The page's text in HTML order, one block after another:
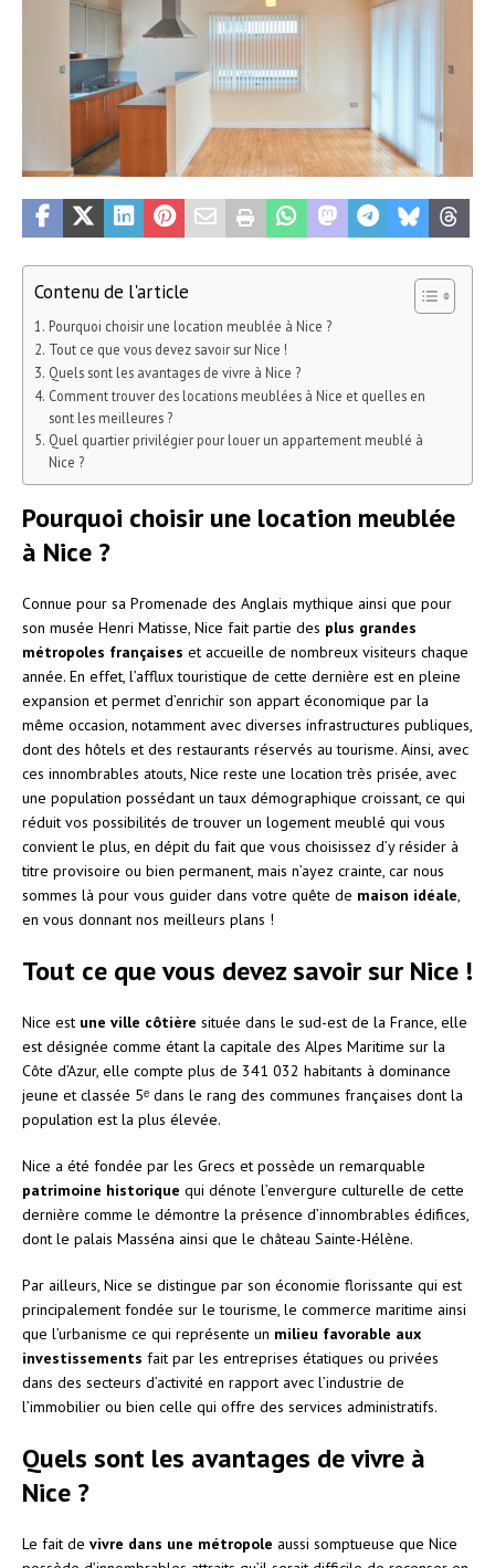
Contenu de l'article
Pourquoi choisir une location meublée à Nice ?
Tout ce que vous devez savoir sur Nice !
Quels sont les avantages de vivre à Nice ?
Comment trouver des locations meublées à Nice et quelles en
sont les meilleures ?
Quel quartier privilégier pour louer un appartement meublé à
Nice ?
Pourquoi choisir une location meublée
à Nice ?
Connue pour sa Promenade des Anglais mythique ainsi que pour
son musée Henri Matisse, Nice fait partie des plus grandes
métropoles françaises et accueille de nombreux visiteurs chaque
année. En effet, l’afflux touristique de cette dernière est en pleine
expansion et permet d’enrichir son appart économique par la
même occasion, notamment avec diverses infrastructures publiques,
dont des hôtels et des restaurants réservés au tourisme. Ainsi, avec
ces innombrables atouts, Nice reste une location très prisée, avec
une population possédant un taux démographique croissant, ce qui
réduit vos possibilités de trouver un logement meublé qui vous
convient le plus, en dépit du fait que vous choisissez d’y résider à
titre provisoire ou bien permanent, mais n’ayez crainte, car nous
sommes là pour vous guider dans votre quête de maison idéale
en vous donnant nos meilleurs plans !
Tout ce que vous devez savoir sur Nice !
Nice est une ville côtière située dans le sud-est de la France, elle
est désignée comme étant la capitale des Alpes Maritime sur la
Côte d’Azur, elle compte plus de 341 032 habitants à dominance
jeune et classée 5ᵉ dans le rang des communes françaises dont la
population est la plus élevée.
Nice a été fondée par les Grecs et possède un remarquable
patrimoine historique qui dénote l’envergure culturelle de cette
dernière comme le démontre la présence d’innombrables édifices,
dont le palais Masséna ainsi que le château Sainte-Hélène.
Par ailleurs, Nice se distingue par son économie florissante qui est
principalement fondée sur le tourisme, le commerce maritime ainsi
que l’urbanisme ce qui représente un milieu favorable aux
investissements fait par les entreprises étatiques ou privées
dans des secteurs d’activité en rapport avec l’industrie de
l’immobilier ou bien celle qui offre des services administratifs.
Quels sont les avantages de vivre à
Nice ?
Le fait de vivre dans une métropole aussi somptueuse que Nice